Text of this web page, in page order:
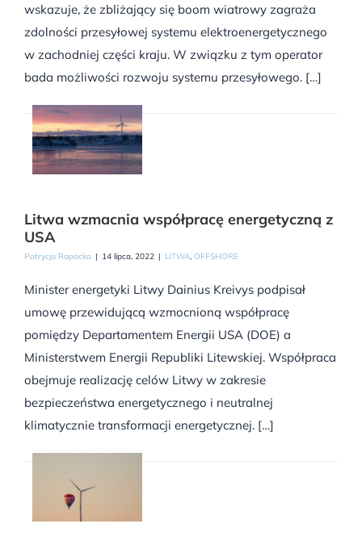
wskazuje, że zbliżający się boom wiatrowy zagraża
zdolności przesyłowej systemu elektroenergetycznego
w zachodniej części kraju. W związku z tym operator
bada możliwości rozwoju systemu przesyłowego. […]
Litwa wzmacnia współpracę energetyczną z
USA
Patrycja Rapacka | 14 lipca, 2022 | LITWA, OFFSHORE
Minister energetyki Litwy Dainius Kreivys podpisał
umowę przewidującą wzmocnioną współpracę
pomiędzy Departamentem Energii USA (DOE) a
Ministerstwem Energii Republiki Litewskiej. Współpraca
obejmuje realizację celów Litwy w zakresie
bezpieczeństwa energetycznego i neutralnej
klimatycznie transformacji energetycznej. […]